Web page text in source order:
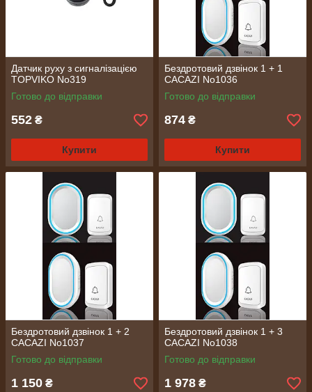
Датчик руху з сигналізацією
TOPVIKO No319
Готово до відправки
552 ₴
Купити
Бездротовий дзвінок 1 + 1
CACAZI No1036
Готово до відправки
874 ₴
Купити
Бездротовий дзвінок 1 + 2
CACAZI No1037
Готово до відправки
1 150 ₴
Бездротовий дзвінок 1 + 3
CACAZI No1038
Готово до відправки
1 978 ₴